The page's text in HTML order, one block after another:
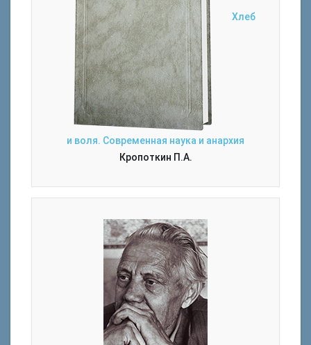
Хлеб
и воля. Современная наука и анархия
Кропоткин П.А.